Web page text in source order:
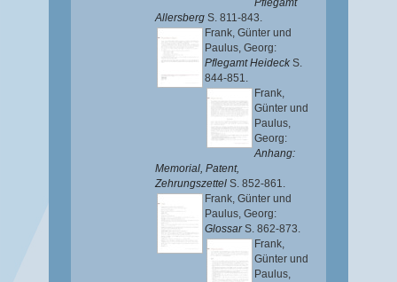
Pflegamt
Allersberg S. 811-843.
Frank, Günter und
Paulus, Georg:
Pflegamt Heideck S.
844-851.
Frank,
Günter und
Paulus,
Georg:
Anhang:
Memorial, Patent,
Zehrungszettel S. 852-861.
Frank, Günter und
Paulus, Georg:
GlossarS. 862-873.
Frank,
Günter und
Paulus,